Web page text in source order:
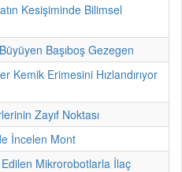
Kesişiminde Bilimsel
Başıboş Gezegen
Kemik Erimesini Hızlandırıyor
Zayıf Noktası
İncelen Mont
Mikrorobotlarla İlaç